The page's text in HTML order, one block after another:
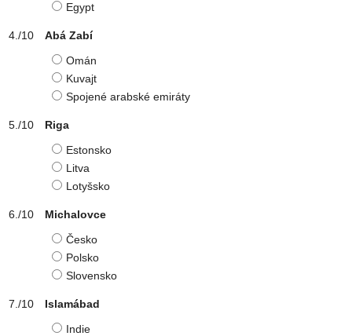
Egypt
Abá Zabí
Omán
Kuvajt
Spojené arabské emiráty
Riga
Estonsko
Litva
Lotyšsko
Michalovce
Česko
Polsko
Slovensko
Islamábad
Indie